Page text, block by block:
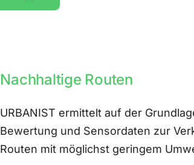
Nachhaltige Routen
URBANIST ermittelt auf der
Bewertung und Sensordaten zur
Routen mit möglichst geringem